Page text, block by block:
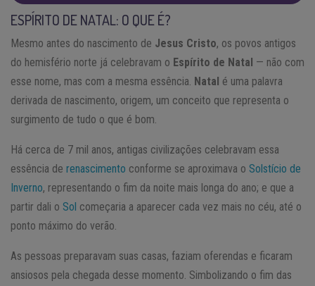
ESPÍRITO DE NATAL: O QUE É?
Mesmo antes do nascimento de Jesus Cristo, os povos antigos
do hemisfério norte já celebravam o Espírito de Natal — não com
esse nome, mas com a mesma essência. Natal é uma palavra
derivada de nascimento, origem, um conceito que representa o
surgimento de tudo o que é bom.
Há cerca de 7 mil anos, antigas civilizações celebravam essa
essência de renascimento conforme se aproximava o Solstício de
Inverno, representando o fim da noite mais longa do ano; e que a
partir dali o Sol começaria a aparecer cada vez mais no céu, até o
ponto máximo do verão.
As pessoas preparavam suas casas, faziam oferendas e ficaram
ansiosos pela chegada desse momento. Simbolizando o fim das